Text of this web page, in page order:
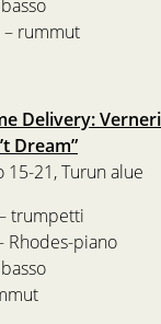
– rummut
Delivery:
Dream”
15-21, Turun alue
trumpetti
Rhodes-piano